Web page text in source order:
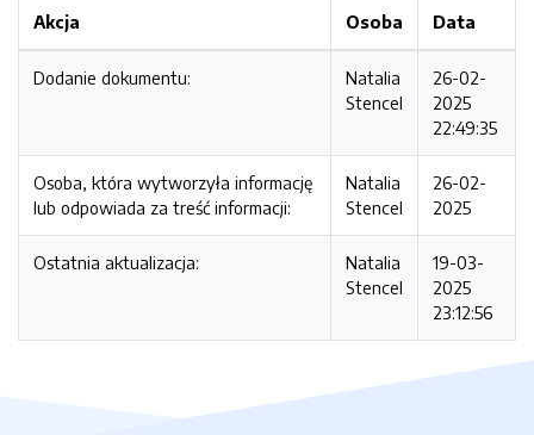
Akcja Osoba Data
Dodanie dokumentu:
Natalia
Stencel
26-02-
2025
22:49:35
Osoba, która wytworzyła informację
lub odpowiada za treść informacji:
Natalia
Stencel
26-02-
2025
Ostatnia aktualizacja:
Natalia
Stencel
19-03-
2025
23:12:56